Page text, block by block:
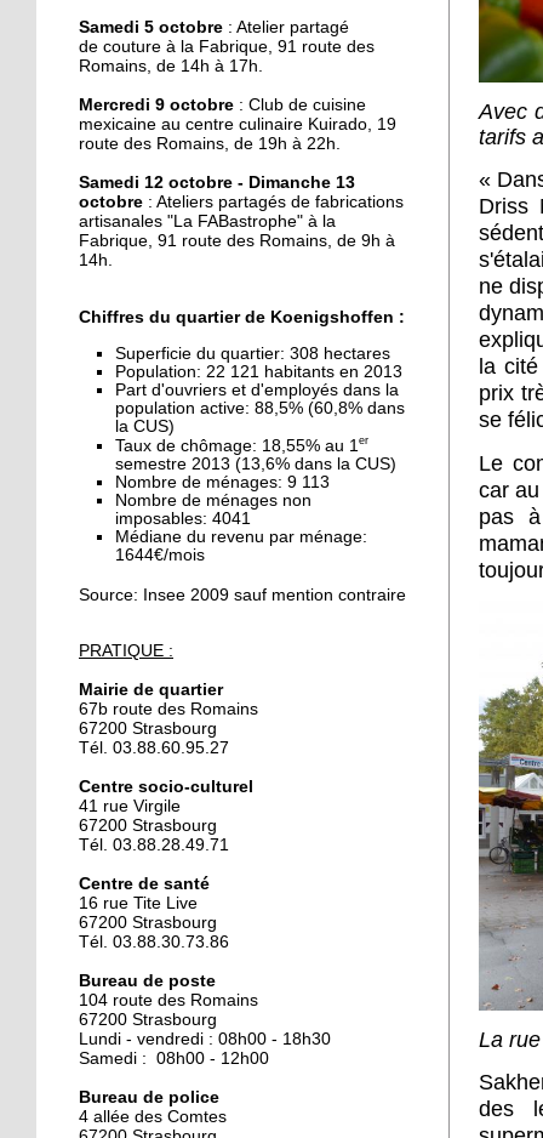
27 septembre 2019
J'ai testé pour vous la
danse Kpop
27 septembre 2019
Une maison mitoyenne
détruite par un incendie
26 septembre 2019
Hohberg ce vendredi
26 septembre 2019
La fête de rentrée de la
Montagne-Verte signe
son retour
25 septembre 2019
Le CSC Camille Claus
embauche des CDD pour
Trois blessés légers dans
l'incendie d'une cabine
de peinture
24 septembre 2019
La maison du compost
recherche une personne
en service civique
18 octobre 2018
L’isolement des seniors
n’est pas une fatalité
18 octobre 2018
J'ai tenté le loto-bingo
18 octobre 2018
Samedi 5 octobre : Atelier partagé
de couture à la Fabrique, 91 route des
Romains, de 14h à 17h.
Mercredi 9 octobre : Club de cuisine
mexicaine au centre culinaire Kuirado, 19
route des Romains, de 19h à 22h.
Samedi 12 octobre - Dimanche 13
octobre : Ateliers partagés de fabrications
artisanales "La FABastrophe" à la
Fabrique, 91 route des Romains, de 9h à
14h.
Chiffres du quartier de Koenigshoffen :
Superficie du quartier: 308 hectares
Population: 22 121 habitants en 2013
Part d'ouvriers et d'employés dans la
population active: 88,5% (60,8% dans
la CUS)
Taux de chômage: 18,55% au 1 er
semestre 2013 (13,6% dans la CUS)
Nombre de ménages: 9 113
Nombre de ménages non
imposables: 4041
Médiane du revenu par ménage:
1644€/mois
Source: Insee 2009 sauf mention contraire
PRATIQUE :
Mairie de quartier
67b route des Romains
67200 Strasbourg
Tél. 03.88.60.95.27
Centre socio-culturel
41 rue Virgile
67200 Strasbourg
Tél. 03.88.28.49.71
Centre de santé
16 rue Tite Live
67200 Strasbourg
Tél. 03.88.30.73.86
Bureau de poste
104 route des Romains
67200 Strasbourg
Lundi - vendredi : 08h00 - 18h30
Samedi : 08h00 - 12h00
Bureau de police
4 allée des Comtes
Avec
tarifs
«
Driss
ne
la
prix
se
Le
car
pas
La
des